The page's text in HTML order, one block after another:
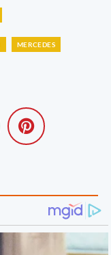
MERCEDES